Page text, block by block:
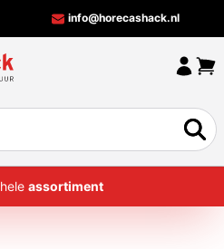
info@horecashack.nl
HOME
Bekijk hele assortiment